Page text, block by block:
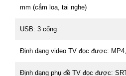
mm (cắm loa, tai nghe)
USB: 3 cổng
Định dạng video TV đọc được:
Định dạng phụ đề TV đọc được: